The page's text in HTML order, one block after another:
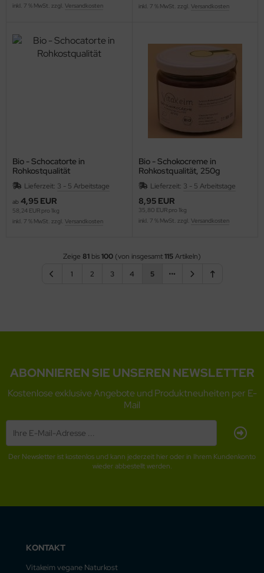
inkl. 7 % MwSt. zzgl. Versandkosten
inkl. 7 % MwSt. zzgl. Versandkosten
Bio - Schocatorte in
Rohkostqualität
Lieferzeit: 3 - 5 Arbeitstage
ab 4,95 EUR
58,24 EUR pro 1kg
inkl. 7 % MwSt. zzgl. Versandkosten
Bio - Schokocreme in
Rohkostqualität, 250g
Lieferzeit: 3 - 5 Arbeitstage
8,95 EUR
35,80 EUR pro 1kg
inkl. 7 % MwSt. zzgl. Versandkosten
Zeige 81 bis100 (von insgesamt115Artikeln)
1
2 3 4 5
ABONNIEREN SIE UNSEREN NEWSLETTER
Kostenlose exklusive Angebote und Produktneuheiten per E-
Mail
Der Newsletter ist kostenlos und kann jederzeit hier oder in Ihrem Kundenkonto
wieder abbestellt werden.
KONTAKT
Vitakeim vegane Naturkost